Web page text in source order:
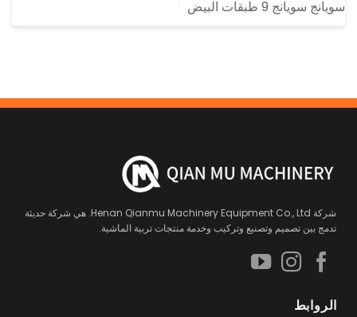
سويانج سويانج 9 طبقات البيض
شركة Henan Qianmu Machinery Equipment Co., Ltd. هي شركة حديثة
تدمج بين تصميم وتصنيع وتركيب وخدمة منتجات تربية الماشية.
الروابط